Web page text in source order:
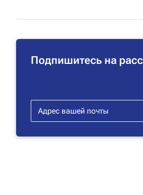
Подпишитесь на